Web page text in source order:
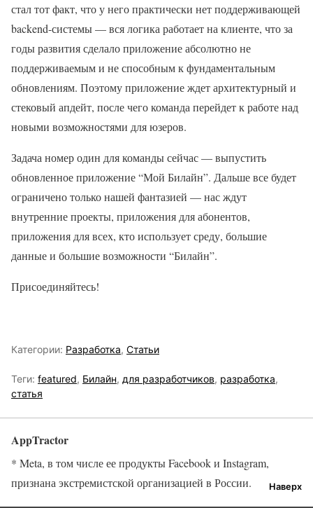
стал тот факт, что у него практически нет поддерживающей
backend-системы — вся логика работает на клиенте, что за
годы развития сделало приложение абсолютно не
поддерживаемым и не способным к фундаментальным
обновлениям. Поэтому приложение ждет архитектурный и
стековый апдейт, после чего команда перейдет к работе над
новыми возможностями для юзеров.
Задача номер один для команды сейчас — выпустить
обновленное приложение “Мой Билайн”. Дальше все будет
ограничено только нашей фантазией — нас ждут
внутренние проекты, приложения для абонентов,
приложения для всех, кто использует среду, большие
данные и большие возможности “Билайн”.
Присоединяйтесь!
Категории: Разработка, Статьи
Теги: featured, Билайн, для разработчиков, разработка,
статья
AppTractor
Наверх
* Meta, в том числе ее продукты Facebook и Instagram,
признана экстремистской организацией в России.